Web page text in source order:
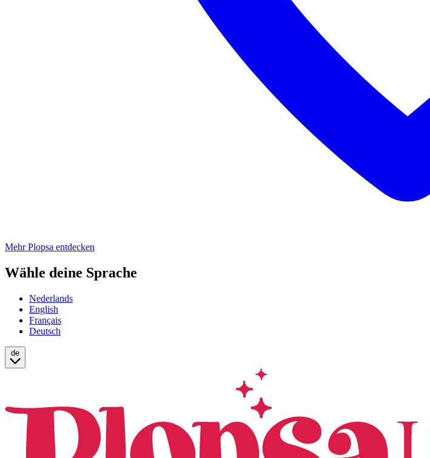
Mehr Plopsa entdecken
Wähle deine Sprache
Nederlands
English
Français
Deutsch
de